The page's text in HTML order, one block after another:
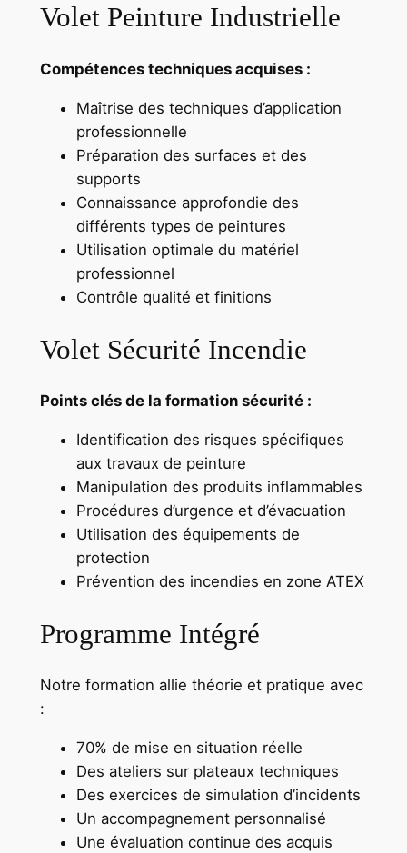
Volet Peinture Industrielle
Compétences techniques acquises :
Maîtrise des techniques d’application
professionnelle
Préparation des surfaces et des
supports
Connaissance approfondie des
différents types de peintures
Utilisation optimale du matériel
professionnel
Contrôle qualité et finitions
Volet Sécurité Incendie
Points clés de la formation sécurité :
Identification des risques spécifiques
aux travaux de peinture
Manipulation des produits inflammables
Procédures d’urgence et d’évacuation
Utilisation des équipements de
protection
Prévention des incendies en zone ATEX
Programme Intégré
Notre formation allie théorie et pratique avec
:
70% de mise en situation réelle
Des ateliers sur plateaux techniques
Des exercices de simulation d’incidents
Un accompagnement personnalisé
Une évaluation continue des acquis